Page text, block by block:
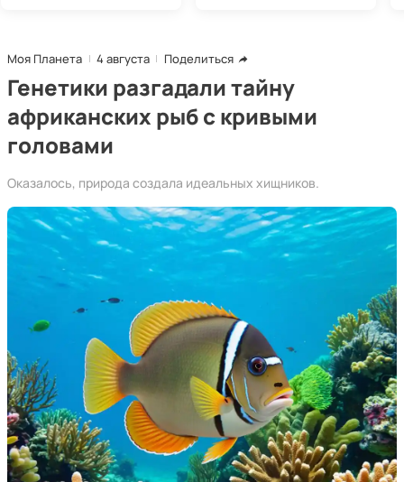
Моя Планета 4 августа Поделиться
Генетики разгадали тайну
африканских рыб с кривыми
головами
Оказалось, природа создала идеальных хищников.